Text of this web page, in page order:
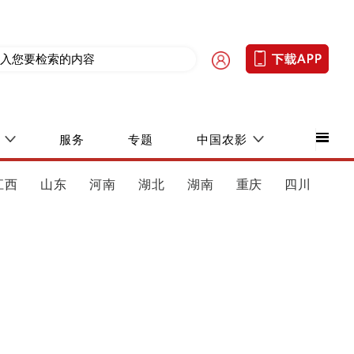
服务 专题 中国农影
西 山东 河南 湖北 湖南 重庆 四川